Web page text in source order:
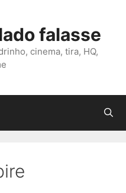
falasse
cinema, tira, HQ,